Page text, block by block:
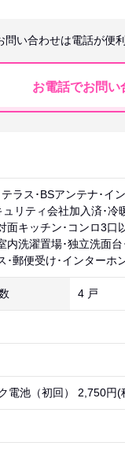
い合わせは電話が便利
お電話でお問い
ラス･BSアンテナ･イ
リティ会社加入済･冷
キッチン･コンロ3口
洗濯置場･独立洗面台
郵便受け･インターホ
4 戸
電池（初回） 2,750